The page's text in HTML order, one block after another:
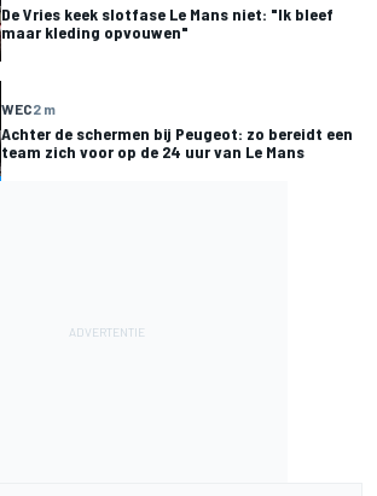
De Vries keek slotfase Le Mans niet: "Ik bleef
maar kleding opvouwen"
WEC2 m
Achter de schermen bij Peugeot: zo bereidt een
team zich voor op de 24 uur van Le Mans